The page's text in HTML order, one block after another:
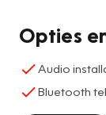
Opties
Audio
Bluetooth